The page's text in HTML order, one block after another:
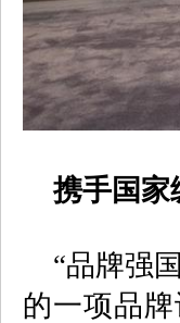
携手国家
“品牌强
的一项品